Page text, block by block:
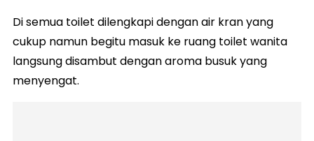
Di semua toilet dilengkapi dengan air kran yang
cukup namun begitu masuk ke ruang toilet wanita
langsung disambut dengan aroma busuk yang
menyengat.